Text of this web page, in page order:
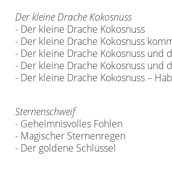
Der kleine Drache Kokosnuss
- Der kleine Drache Kokosnuss
- Der kleine Drache Kokosnuss
- Der kleine Drache Kokosnuss und
- Der kleine Drache Kokosnuss und
- Der kleine Drache Kokosnuss –
Sternenschweif
- Geheimnisvolles Fohlen
- Magischer Sternenregen
- Der goldene Schlüssel